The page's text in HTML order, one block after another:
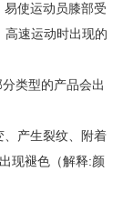
使运动员膝部受
速运动时出现的
类型的产品会出
、产生裂纹、附着
现褪色（解释:颜